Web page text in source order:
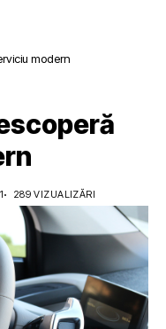
modern
289 VIZUALIZĂRI